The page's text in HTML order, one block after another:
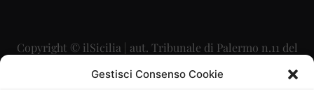
Gestisci Consenso Cookie
Copyright © ilSicilia | aut. Tribunale di Palermo n.11 del
29/09/2015